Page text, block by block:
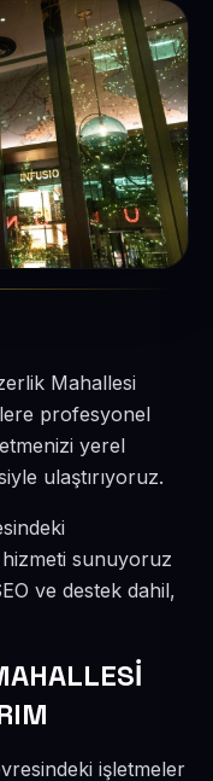
Mahallesi
profesyonel
yerel
ulaştırıyoruz.
sunuyoruz
ve destek dahil,
işletmeler